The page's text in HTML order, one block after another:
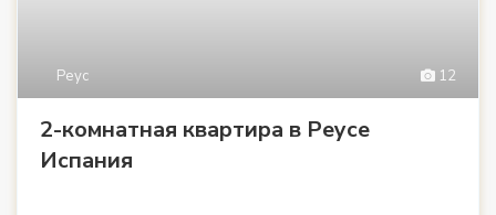
12
Реус
2-комнатная квартира в Реусе
Испания